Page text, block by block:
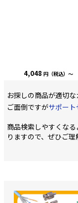
4,048 円（税込）～
お探しの商品が適切
ご面倒ですがサポー
商品検索しやすくな
りますので、ぜひご